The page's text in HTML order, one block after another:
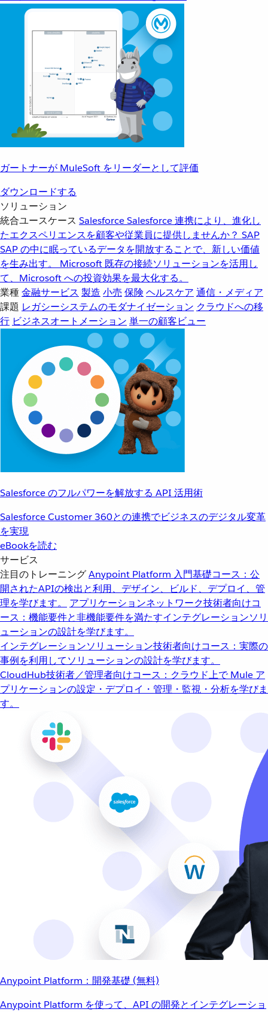
ガートナーが MuleSoft をリーダーとして評価
ダウンロードする
ソリューション
統合ユースケース SalesforceSalesforce 連携により、進化し
たエクスペリエンスを顧客や従業員に提供しませんか？ SAP
SAP の中に眠っているデータを開放することで、新しい価値
を生み出す。
Microsoft 既存の接続ソリューションを活用し
て、Microsoft への投資効果を最大化する。
業種金融サービス 製造 小売 保険 ヘルスケア 通信・メディア
課題 レガシーシステムのモダナイゼーション クラウドへの移
行 ビジネスオートメーション 単一の顧客ビュー
Salesforce のフルパワーを解放する API 活用術
Salesforce Customer 360との連携でビジネスのデジタル変革
を実現
eBookを読む
サービス
注目のトレーニングAnypoint Platform 入門基礎コース：公
開されたAPIの検出と利用、デザイン、ビルド、デプロイ、管
理を学びます。
アプリケーションネットワーク技術者向けコ
ース：機能要件と非機能要件を満たすインテグレーションソリ
ューションの設計を学びます。
インテグレーションソリューション技術者向けコース：実際の
事例を利用してソリューションの設計を学びます。
CloudHub技術者／管理者向けコース：クラウド上で Mule ア
プリケーションの設定・デプロイ・管理・監視・分析を学びま
す。
Anypoint Platform：開発基礎 (無料)
Anypoint Platform を使って、API の開発とインテグレーショ